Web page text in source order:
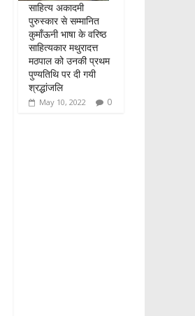
साहित्य अकादमी
पुरुस्कार से सम्मानित
कुमाँऊनी भाषा के वरिष्ठ
साहित्यकार मथुरादत्त
मठपाल को उनकी प्रथम
पुण्यतिथि पर दी गयी
श्रद्धांजलि
May 10, 2022 0